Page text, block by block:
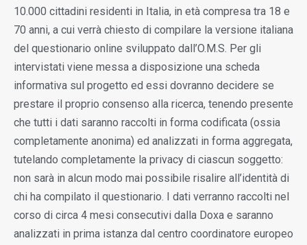
10.000 cittadini residenti in Italia, in età compresa tra 18 e
70 anni, a cui verrà chiesto di compilare la versione italiana
del questionario online sviluppato dall’O.M.S. Per gli
intervistati viene messa a disposizione una scheda
informativa sul progetto ed essi dovranno decidere se
prestare il proprio consenso alla ricerca, tenendo presente
che tutti i dati saranno raccolti in forma codificata (ossia
completamente anonima) ed analizzati in forma aggregata,
tutelando completamente la privacy di ciascun soggetto:
non sarà in alcun modo mai possibile risalire all’identità di
chi ha compilato il questionario. I dati verranno raccolti nel
corso di circa 4 mesi consecutivi dalla Doxa e saranno
analizzati in prima istanza dal centro coordinatore europeo